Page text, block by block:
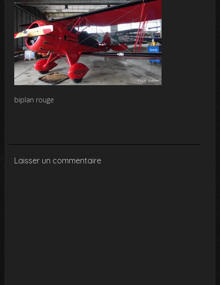
biplan rouge
Laisser un commentaire